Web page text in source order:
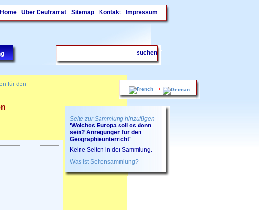
Home Über Deuframat Sitemap Kontakt Impressum
.
Seite zur Sammlung hinzufügen
'Welches Europa soll es denn
sein? Anregungen für den
Geographieunterricht'
Keine Seiten in der Sammlung.
Was ist Seitensammlung?
für den